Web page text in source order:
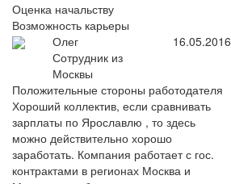
Оценка начальству
Возможность карьеры
Олег
Сотрудник из
Москвы
16.05.2016
Положительные стороны работодателя
Хороший коллектив, если сравнивать
зарплаты по Ярославлю , то здесь
можно действительно хорошо
заработать. Компания работает с гос.
контрактами в регионах Москва и